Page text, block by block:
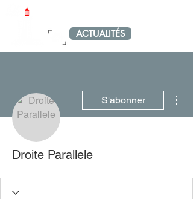
ACTUALITÉS
S'abonner
Droite Parallele